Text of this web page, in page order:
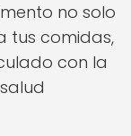
no solo
tus comidas,
con la